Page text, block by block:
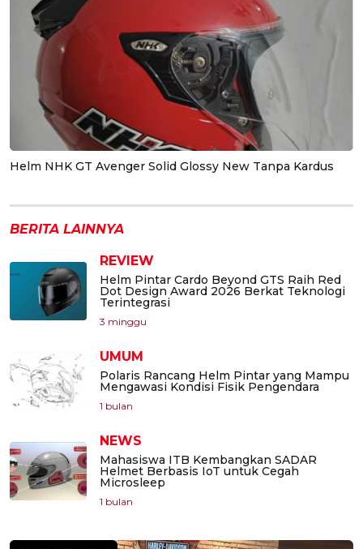
Helm NHK GT Avenger Solid Glossy New Tanpa Kardus
BERITA LAINNYA
REVIEW
Helm Pintar Cardo Beyond GTS Raih Red
Dot Design Award 2026 Berkat Teknologi
Terintegrasi
3 minggu
UMUM
Polaris Rancang Helm Pintar yang Mampu
Mengawasi Kondisi Fisik Pengendara
1 bulan
NEWS
Mahasiswa ITB Kembangkan SADAR
Helmet Berbasis IoT untuk Cegah
Microsleep
1 bulan